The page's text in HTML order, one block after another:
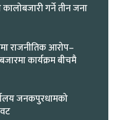
गर्ने तीन जना
राजनीतिक आरोप–
कार्यक्रम बीचमै
जनकपुरधामको